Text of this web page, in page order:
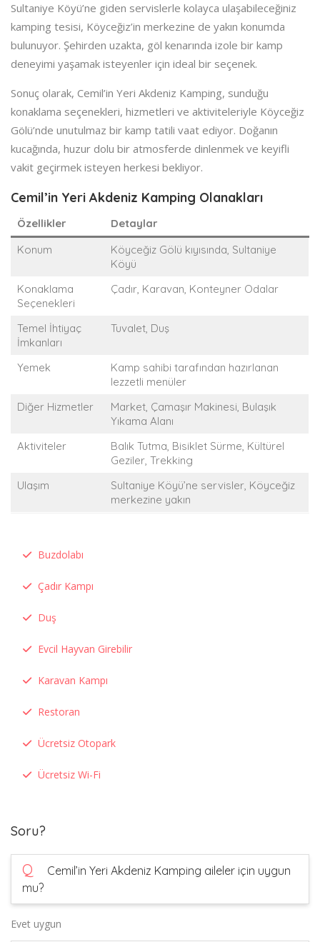
Sultaniye Köyü’ne giden servislerle kolayca ulaşabileceğiniz
kamping tesisi, Köyceğiz’in merkezine de yakın konumda
bulunuyor. Şehirden uzakta, göl kenarında izole bir kamp
deneyimi yaşamak isteyenler için ideal bir seçenek.
Sonuç olarak, Cemil’in Yeri Akdeniz Kamping, sunduğu
konaklama seçenekleri, hizmetleri ve aktiviteleriyle Köyceğiz
Gölü’nde unutulmaz bir kamp tatili vaat ediyor. Doğanın
kucağında, huzur dolu bir atmosferde dinlenmek ve keyifli
vakit geçirmek isteyen herkesi bekliyor.
Cemil’in Yeri Akdeniz Kamping Olanakları
Özellikler
Detaylar
Konum
Köyceğiz Gölü kıyısında, Sultaniye
Köyü
Konaklama
Seçenekleri
Çadır, Karavan, Konteyner Odalar
Temel İhtiyaç
İmkanları
Tuvalet, Duş
Yemek
Kamp sahibi tarafından hazırlanan
lezzetli menüler
Diğer Hizmetler
Market, Çamaşır Makinesi, Bulaşık
Yıkama Alanı
Aktiviteler
Balık Tutma, Bisiklet Sürme, Kültürel
Geziler, Trekking
Ulaşım
Sultaniye Köyü’ne servisler, Köyceğiz
merkezine yakın
Buzdolabı
Çadır Kampı
Duş
Evcil Hayvan Girebilir
Karavan Kampı
Restoran
Ücretsiz Otopark
Ücretsiz Wi-Fi
Soru?
Q
Cemil’in Yeri Akdeniz Kamping aileler için uygun
mu?
Evet uygun